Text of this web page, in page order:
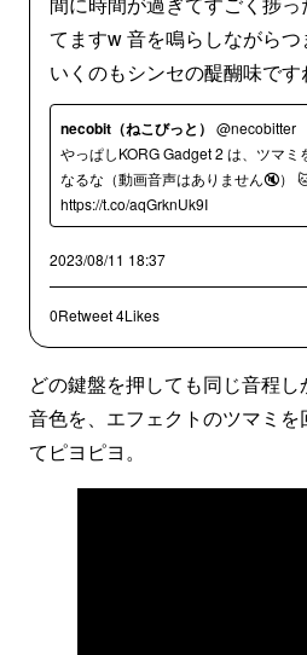
てますw 音を鳴らしながら
いくのもシンセの醍醐味です
necobit（ねこびっと） @necobitter
やっぱしKORG Gadget 2 は、ツマミ
なるな（動画音声はありません🔇）
https://t.co/aqGrknUk9I
2023/08/11 18:37
0Retweet4Likes
どの鍵盤を押しても同じ音程
音色を、エフェクトのツマミ
てピヨピヨ。